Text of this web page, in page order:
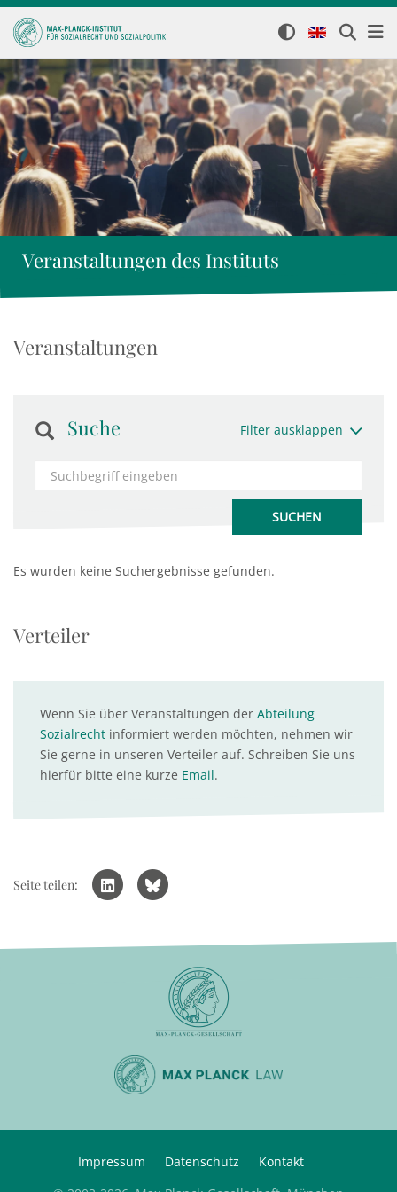
Veranstaltungen des Instituts
Veranstaltungen
Suche Filter ausklappen
Es wurden keine Suchergebnisse gefunden.
Verteiler
Wenn Sie über Veranstaltungen der Abteilung
Sozialrecht informiert werden möchten, nehmen wir
Sie gerne in unseren Verteiler auf. Schreiben Sie uns
hierfür bitte eine kurze Email.
Seite teilen:
Impressum Datenschutz
Kontakt